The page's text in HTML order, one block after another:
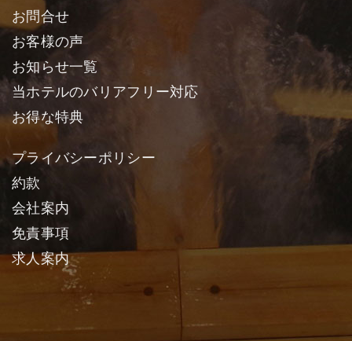
お問合せ
お客様の声
お知らせ一覧
当ホテルのバリアフリー対応
お得な特典
プライバシーポリシー
約款
会社案内
免責事項
求人案内